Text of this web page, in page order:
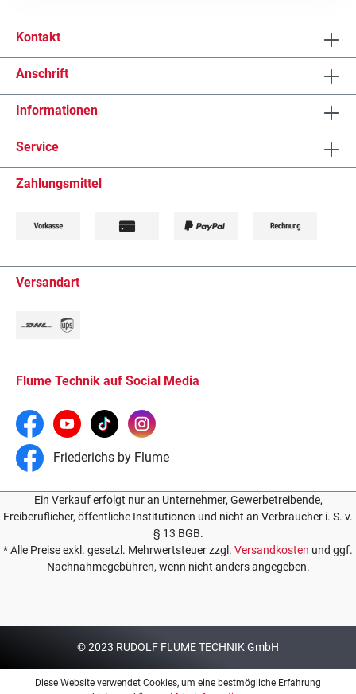
Kontakt
Anschrift
Informationen
Service
Zahlungsmittel
Versandart
Flume Technik auf Social Media
Friederichs by Flume
Ein Verkauf erfolgt nur an Unternehmer, Gewerbetreibende,
Freiberuflicher, öffentliche Institutionen und nicht an Verbraucher i. S. v.
§ 13 BGB.
* Alle Preise exkl. gesetzl. Mehrwertsteuer zzgl. Versandkosten und ggf.
Nachnahmegebühren, wenn nicht anders angegeben.
© 2023 RUDOLF FLUME TECHNIK GmbH
Diese Website verwendet Cookies, um eine bestmögliche Erfahrung